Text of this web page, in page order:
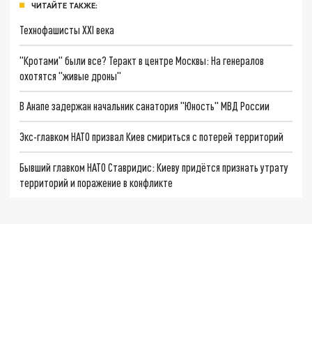
ЧИТАЙТЕ ТАКЖЕ:
Технофашисты XXI века
"Кротами" были все? Теракт в центре Москвы: На генералов
охотятся "живые дроны"
В Анапе задержан начальник санатория "Юность" МВД России
Экс-главком НАТО призвал Киев смириться с потерей территорий
Бывший главком НАТО Ставридис: Киеву придётся признать утрату
территорий и поражение в конфликте